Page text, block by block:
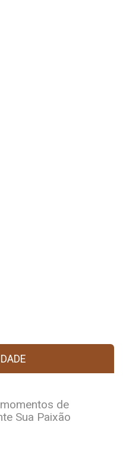
de
Sua Paixão